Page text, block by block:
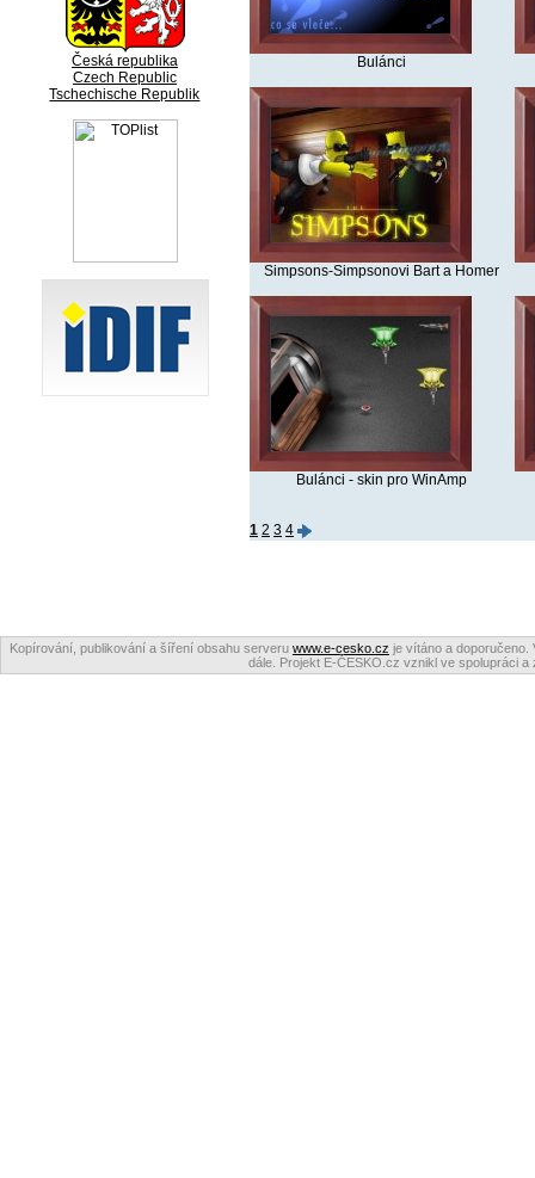
Česká republika
Czech Republic
Tschechische Republik
Bulánci
Simpsons-Simpsonovi Bart a Homer
Bulánci - skin pro WinAmp
1 2 3 4
Kopírování, publikování a šíření obsahu serveru www.e-cesko.cz je vítáno a doporučeno.
dále. Projekt E-ČESKO.cz vznikl ve spolupráci